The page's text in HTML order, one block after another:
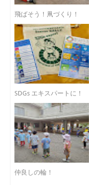
飛ばそう！凧づくり！
SDGs エキスパートに！
仲良しの輪！